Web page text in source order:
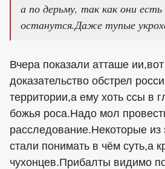
а по дерьму, так как они
останутся.Даже тупые
Вчера показали атташе
доказательство обстрел
территории,а ему хоть ссы в
божья роса.Надо мол
расследование.Некоторые из
стали понимать в чём суть,а
чухонцев.Прибалты видимо